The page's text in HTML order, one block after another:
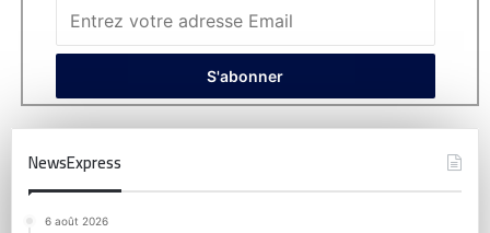
NewsExpress
6 août 2026